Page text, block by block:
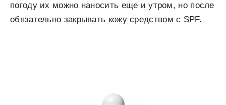
погоду их можно наносить еще и утром, но после
обязательно закрывать кожу средством с SPF.